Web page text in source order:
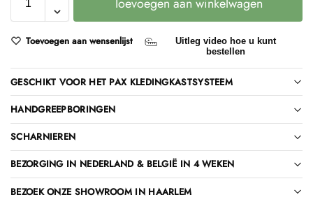
Toevoegen aan winkelwagen
Toevoegen aan wensenlijst
Uitleg video hoe u kunt
bestellen
GESCHIKT VOOR HET PAX KLEDINGKASTSYSTEEM
HANDGREEPBORINGEN
SCHARNIEREN
BEZORGING IN NEDERLAND & BELGIË IN 4 WEKEN
BEZOEK ONZE SHOWROOM IN HAARLEM